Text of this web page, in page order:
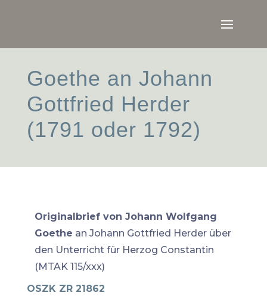
Goethe an Johann
Gottfried Herder
(1791 oder 1792)
Originalbrief von Johann Wolfgang
Goethe an Johann Gottfried Herder über
den Unterricht für Herzog Constantin
(MTAK 115/xxx)
OSZK ZR 21862